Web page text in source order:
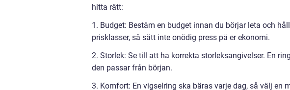
hitta rätt:
1. Budget: Bestäm en budget innan du börjar leta och
prisklasser, så sätt inte onödig press på er ekonomi.
2. Storlek: Se till att ha korrekta storleksangivelser. En
den passar från början.
3. Komfort: En vigselring ska bäras varje dag, så välj en